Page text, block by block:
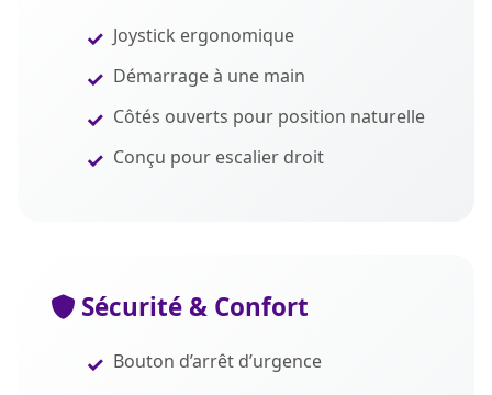
Joystick ergonomique
Démarrage à une main
Côtés ouverts pour position naturelle
Conçu pour escalier droit
Sécurité & Confort
Bouton d’arrêt d’urgence